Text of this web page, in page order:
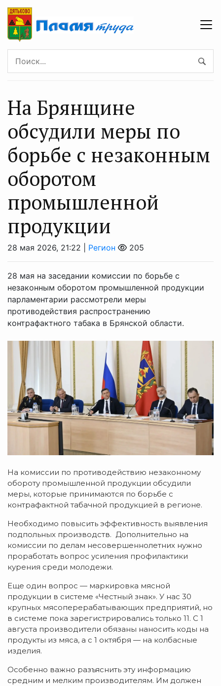
На Брянщине
обсудили меры по
борьбе с незаконным
оборотом
промышленной
продукции
28 мая 2026, 21:22 | Регион 205
28 мая на заседании комиссии по борьбе с
незаконным оборотом промышленной продукции
парламентарии рассмотрели меры
противодействия распространению
контрафактного табака в Брянской области.
На комиссии по противодействию незаконному
обороту промышленной продукции обсудили
меры, которые принимаются по борьбе с
контрафактной табачной продукцией в регионе.
Необходимо повысить эффективность выявления
подпольных производств. Дополнительно на
комиссии по делам несовершеннолетних нужно
проработать вопрос усиления профилактики
курения среди молодежи.
Еще один вопрос — маркировка мясной
продукции в системе «Честный знак». У нас 30
крупных мясоперерабатывающих предприятий, но
в системе пока зарегистрировались только 11. С 1
августа производители обязаны наносить коды на
продукты из мяса, а с 1 октября — на колбасные
изделия.
Особенно важно разъяснить эту информацию
средним и мелким производителям. Им должен